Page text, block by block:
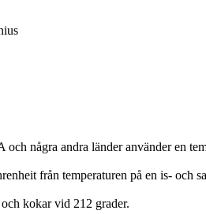
några andra länder använder en
från temperaturen på en is- och
kokar vid 212 grader.